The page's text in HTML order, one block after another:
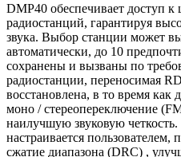
DMP40 обеспечивает доступ
радиостанций, гарантируя
звука. Выбор станции может
автоматически, до 10
сохранены и вызваны по
радиостанции, переносимая
восстановлена, в то время как
моно / стереопереключение
наилучшую звуковую
настраивается пользователем,
сжатие диапазона (DRC) ,